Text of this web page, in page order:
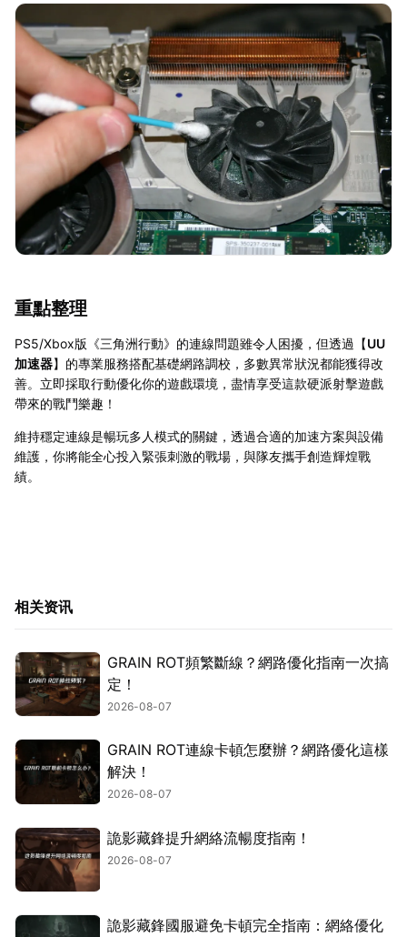
重點整理
PS5/Xbox版《三角洲行動》的連線問題雖令人困擾，但透過【UU
加速器】的專業服務搭配基礎網路調校，多數異常狀況都能獲得改
善。立即採取行動優化你的遊戲環境，盡情享受這款硬派射擊遊戲
帶來的戰鬥樂趣！
維持穩定連線是暢玩多人模式的關鍵，透過合適的加速方案與設備
維護，你將能全心投入緊張刺激的戰場，與隊友攜手創造輝煌戰
績。
相关资讯
GRAIN ROT頻繁斷線？網路優化指南一次搞
定！
2026-08-07
GRAIN ROT連線卡頓怎麼辦？網路優化這樣
解決！
2026-08-07
詭影藏鋒提升網絡流暢度指南！
2026-08-07
詭影藏鋒國服避免卡頓完全指南：網絡優化